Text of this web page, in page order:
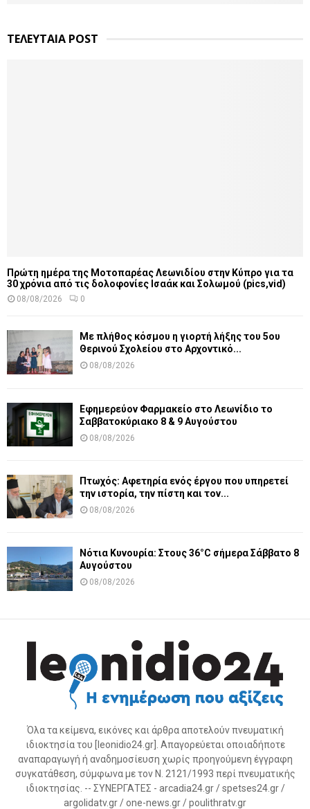
ΤΕΛΕΥΤΑΙΑ POST
Πρώτη ημέρα της Μοτοπαρέας Λεωνιδίου στην Κύπρο για τα
30 χρόνια από τις δολοφονίες Ισαάκ και Σολωμού (pics,vid)
08/08/2026 0
Με πλήθος κόσμου η γιορτή λήξης του 5ου
Θερινού Σχολείου στο Αρχοντικό...
08/08/2026
Εφημερεύον Φαρμακείο στο Λεωνίδιο το
Σαββατοκύριακο 8 & 9 Αυγούστου
08/08/2026
Πτωχός: Αφετηρία ενός έργου που υπηρετεί
την ιστορία, την πίστη και τον...
08/08/2026
Νότια Κυνουρία: Στους 36°C σήμερα Σάββατο 8
Αυγούστου
08/08/2026
Όλα τα κείμενα, εικόνες και άρθρα αποτελούν πνευματική
ιδιοκτησία του [leonidio24.gr]. Απαγορεύεται οποιαδήποτε
αναπαραγωγή ή αναδημοσίευση χωρίς προηγούμενη έγγραφη
συγκατάθεση, σύμφωνα με τον Ν. 2121/1993 περί πνευματικής
ιδιοκτησίας. -- ΣΥΝΕΡΓΑΤΕΣ - arcadia24.gr / spetses24.gr /
argolidatv.gr / one-news.gr / poulithratv.gr